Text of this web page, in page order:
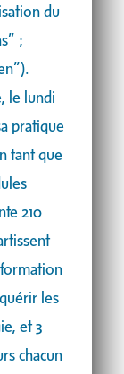
du
;
le lundi
pratique
tant que
210
formation
les
et 3
chacun